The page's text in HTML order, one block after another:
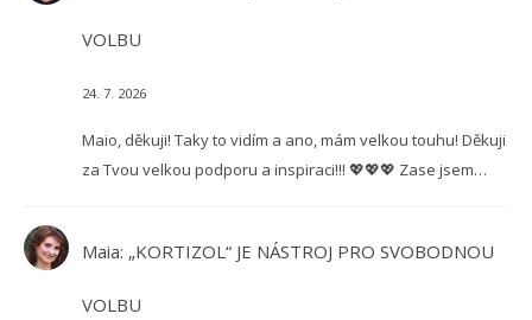
VOLBU
24. 7. 2026
Maio, děkuji! Taky to vidím a ano, mám velkou touhu! Děkuji
za Tvou velkou podporu a inspiraci!!! 💖💖💖 Zase jsem…
Maia: „KORTIZOL“ JE NÁSTROJ PRO SVOBODNOU
VOLBU